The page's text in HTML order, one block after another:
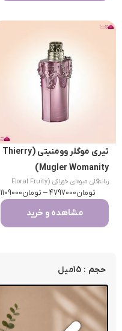
تیری موگلر وومنیتی (Thierry
Mugler Womanity)
زنانه
|
گلی میوه‌ای خوراکی (Floral Fruity
Gourmand)
تومان4797000
– تومان1109000
مشاهده و خرید
حجم : 15میل